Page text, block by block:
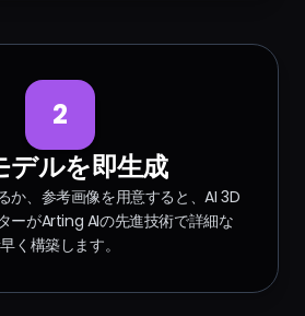
2
デルを即生成
か、参考画像を用意すると、AI 3D
ーがArting AIの先進技術で詳細な
く構築します。